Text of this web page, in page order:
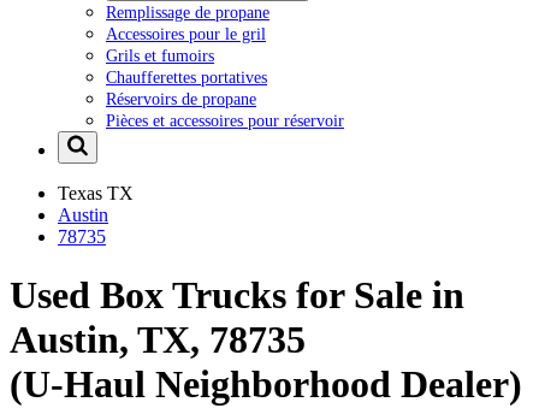
Remplissage de propane
Accessoires pour le gril
Grils et fumoirs
Chaufferettes portatives
Réservoirs de propane
Pièces et accessoires pour réservoir
Texas TX
Austin
78735
Used Box Trucks for Sale in
Austin, TX, 78735
(U-Haul Neighborhood Dealer)